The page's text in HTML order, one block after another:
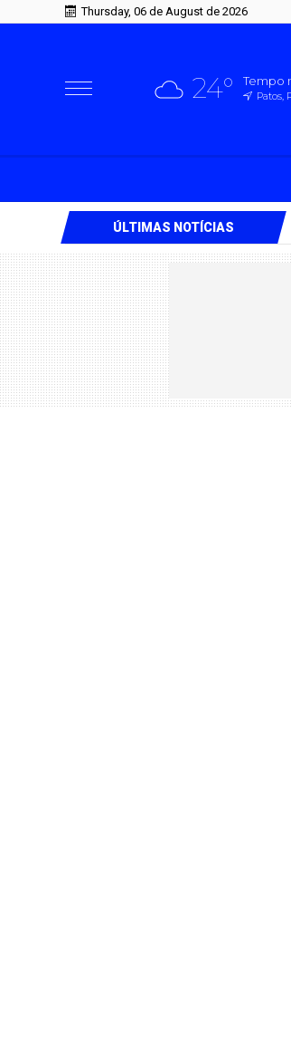
Thursday, 06 de August de 2026
24° Tempo
Patos,
ÚLTIMAS NOTÍCIAS